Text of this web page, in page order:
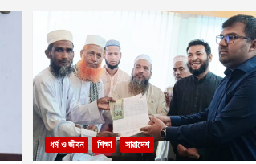
ধর্ম ও জীবন শিক্ষা সারাদেশ